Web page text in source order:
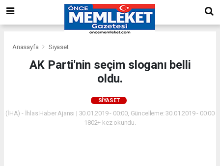
Anasayfa Siyaset
AK Parti'nin seçim sloganı belli
oldu.
SIYASET
(İHA) - İhlas Haber Ajansı | 30.01.2019 - 00:00, Güncelleme: 30.01.2019 - 00:00
1802+ kez okundu.